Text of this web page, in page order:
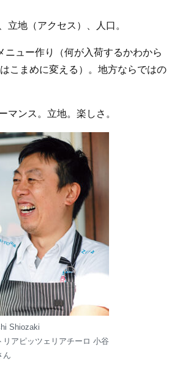
立地（アクセス）、人口。
ニュー作り（何が入荷するかわから
こまめに変える）。地方ならではの
マンス。立地。楽しさ。
Shiozaki
リアピッツェリアチーロ 小谷
ん